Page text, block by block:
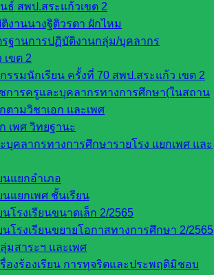
ธ์ สพป.สระแก้วเขต 2
งานนางฐิติวรดา ผักไหม
ฐานการปฏิบัติงานกลุ่ม/บุคลากร
เขต 2
รรมนักเรียน ครั้งที่ 70 สพป.สระแก้ว เขต 2
การครูและบุคลากรทางการศึกษา(ในสถาน
ตามวิชาเอก และเพศ
เพศ วิทยฐานะ
บุคลากรทางการศึกษารายโรง แยกเพศ และ
นแยกอำเภอ
นแยกเพศ ชั้นเรียน
โรงเรียนขนาดเล็ก 2/2565
โรงเรียนขยายโอกาสทางการศึกษา 2/2565
มสาระฯ และเพศ
รื่องร้องเรียน การทุจริตและประพฤติมิชอบ